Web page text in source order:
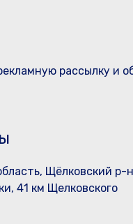
рассылку и
Щёлковский р-
41 км Щелковского